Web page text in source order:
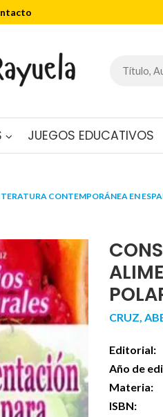
JUEGOS EDUCATIVOS
CONTEMPORÁNEA EN
CRUZ,
Editorial:
Año de
Materia:
ISBN: